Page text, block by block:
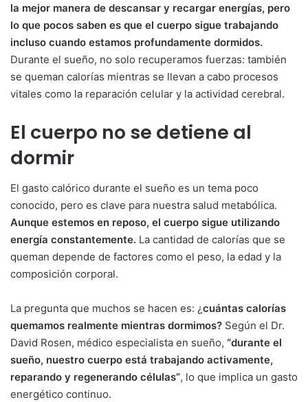
la mejor manera de descansar y recargar energías, pero
lo que pocos saben es que el cuerpo sigue trabajando
incluso cuando estamos profundamente dormidos.
Durante el sueño, no solo recuperamos fuerzas: también
se queman calorías mientras se llevan a cabo procesos
vitales como la reparación celular y la actividad cerebral.
El cuerpo no se detiene al
dormir
El gasto calórico durante el sueño es un tema poco
conocido, pero es clave para nuestra salud metabólica.
Aunque estemos en reposo, el cuerpo sigue utilizando
energía constantemente. La cantidad de calorías que se
queman depende de factores como el peso, la edad y la
composición corporal.
La pregunta que muchos se hacen es: ¿cuántas calorías
quemamos realmente mientras dormimos? Según el Dr.
David Rosen, médico especialista en sueño, “durante el
sueño, nuestro cuerpo está trabajando activamente,
reparando y regenerando células”, lo que implica un gasto
energético continuo.